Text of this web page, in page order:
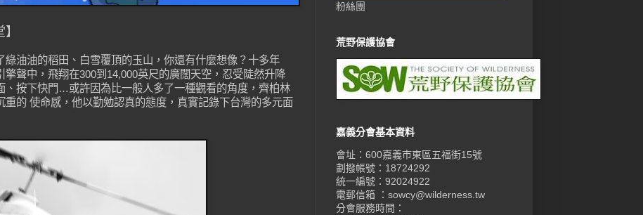
油油的稻田、白雪覆頂的玉山，你還有什麼想像？十多年
聲中，飛翔在300到14,000英尺的廣闊天空，忍受陡然升降
、按下快門…或許因為比一般人多了一種觀看的角度，齊柏林
的 使命感，他以勤勉認真的態度，真實記錄下台灣的多元面
粉絲團
荒野保護協會
嘉義分會基本資料
會址：600嘉義市東區五福街15號
劃撥帳號：18724292
統一編號：92024922
電郵信箱 ：sowcy@wilderness.tw
分會服務時間：